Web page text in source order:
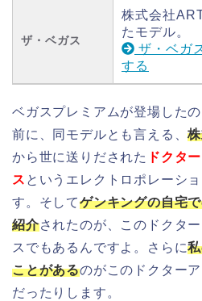
ザ・ベガス
株式会社
たモデル。
ザ・ベガ
する
ベガスプレミアムが登場した
前に、同モデルとも言える、
から世に送りだされた ドクタ
ス というエレクトロポレーシ
す。そしてゲンキングの自宅
紹介されたのが、このドクタ
スでもあるんですよ。さらに
ことがあるのがこのドクター
だったりします。